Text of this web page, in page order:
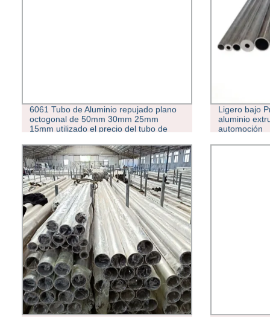
6061 Tubo de Aluminio repujado plano
octogonal de 50mm 30mm 25mm
15mm utilizado el precio del tubo de
Ligero bajo
aluminio
automoción